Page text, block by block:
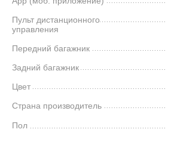
Пульт дистанционного
управления
Передний багажник
Задний багажник
Цвет
Страна производитель
Пол